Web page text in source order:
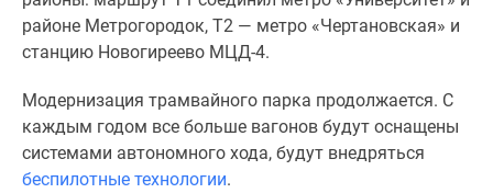
карте
калькулятор
Семейная
ипотека
Военная
районе Метрогородок, Т2 — метро «Чертановская» и
станцию Новогиреево МЦД-4.
Модернизация трамвайного парка продолжается. С
каждым годом все больше вагонов будут оснащены
системами автономного хода, будут внедряться
беспилотные технологии.